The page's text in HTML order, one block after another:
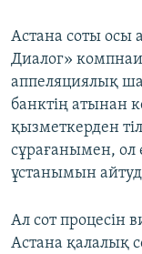
Астана соты осы
Диалог»
аппеляциялық
банктің атынан
қызметкерден
сұрағанымен, ол
ұстанымын
Ал сот процесін
Астана қалалық